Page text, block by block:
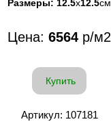
Размеры: 12.5x12.5см
Цена: 6564 р/м2
Купить
Артикул: 107181